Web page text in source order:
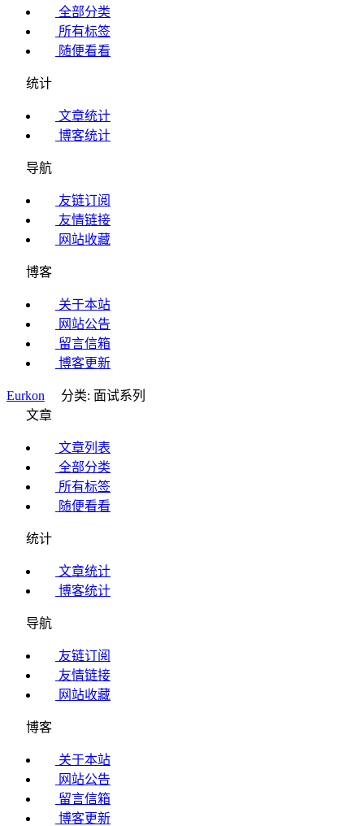
全部分类
所有标签
随便看看
统计
文章统计
博客统计
导航
友链订阅
友情链接
网站收藏
博客
关于本站
网站公告
留言信箱
博客更新
Eurkon
分类: 面试系列
文章
文章列表
全部分类
所有标签
随便看看
统计
文章统计
博客统计
导航
友链订阅
友情链接
网站收藏
博客
关于本站
网站公告
留言信箱
博客更新